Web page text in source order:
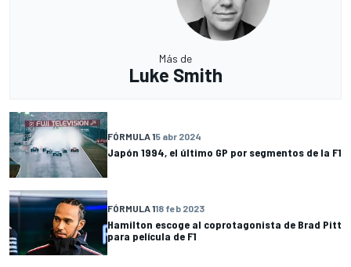
Más de
Luke Smith
FÓRMULA 15 abr 2024
Japón 1994, el último GP por segmentos de la F1
FÓRMULA 118 feb 2023
Hamilton escoge al coprotagonista de Brad Pitt
para película de F1